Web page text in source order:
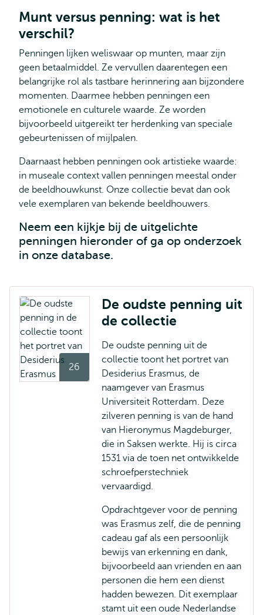
Munt versus penning: wat is het
verschil?
Penningen lijken weliswaar op munten, maar zijn
geen betaalmiddel. Ze vervullen daarentegen een
belangrijke rol als tastbare herinnering aan bijzondere
momenten. Daarmee hebben penningen een
emotionele en culturele waarde. Ze worden
bijvoorbeeld uitgereikt ter herdenking van speciale
gebeurtenissen of mijlpalen.
Daarnaast hebben penningen ook artistieke waarde:
in museale context vallen penningen meestal onder
de beeldhouwkunst. Onze collectie bevat dan ook
vele exemplaren van bekende beeldhouwers.
Neem een kijkje bij de uitgelichte
penningen hieronder of ga op onderzoek
in onze database.
De oudste penning uit
de collectie
De oudste penning uit de
collectie toont het portret van
Desiderius Erasmus, de
naamgever van Erasmus
Universiteit Rotterdam. Deze
zilveren penning is van de hand
van Hieronymus Magdeburger,
die in Saksen werkte. Hij is circa
1531 via de toen net ontwikkelde
schroefperstechniek
vervaardigd.
Opdrachtgever voor de penning
was Erasmus zelf, die de penning
cadeau gaf als een persoonlijk
bewijs van erkenning en dank,
bijvoorbeeld aan vrienden en aan
personen die hem een dienst
hadden bewezen. Dit exemplaar
stamt uit een oude Nederlandse
26